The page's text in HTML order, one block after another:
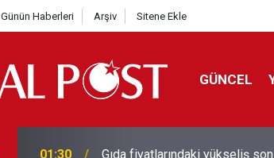
Günün Haberleri Arşiv Sitene Ekle
GÜNCEL
01:26 Galatasaray'dan sekiz kişi